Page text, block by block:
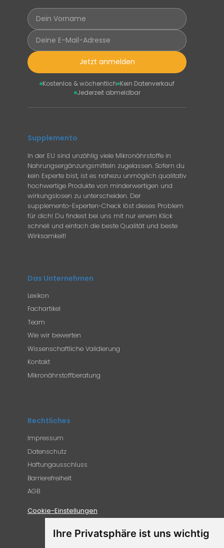
Ihre Privatsphäre ist uns wichtig
Jetzt anmelden
Kostenlos & wöchentlich Kein Datenverkauf
Jederzeit abmeldbar
Supplemento
In der EU sind unzählig viele Mikronährstoffe in
Nahrungsergänzungsmitteln zugelassen. Sofern du
kein Experte bist, ist es nahezu unmöglich qualitativ
hochwertige Produkte von minderwertigen und
wirkungslosen zu unterscheiden. Der
supplemento-Experten-Check löst dieses Problem
für dich! Du findest bei uns mit nur einem Klick
schnell und einfach die beste Qualität und beste
Wirksamkeit!
Das Unternehmen
Lexikon
Fachartikel
Team
Wie wir bewerten
Wissenschaftliche Validierung
Kontakt
Mikronährstoffberatung
Rechtliches
Impressum
Datenschutz
Haftungausschluss
Barrierefreiheit
AGB
Cookie-Einstellungen